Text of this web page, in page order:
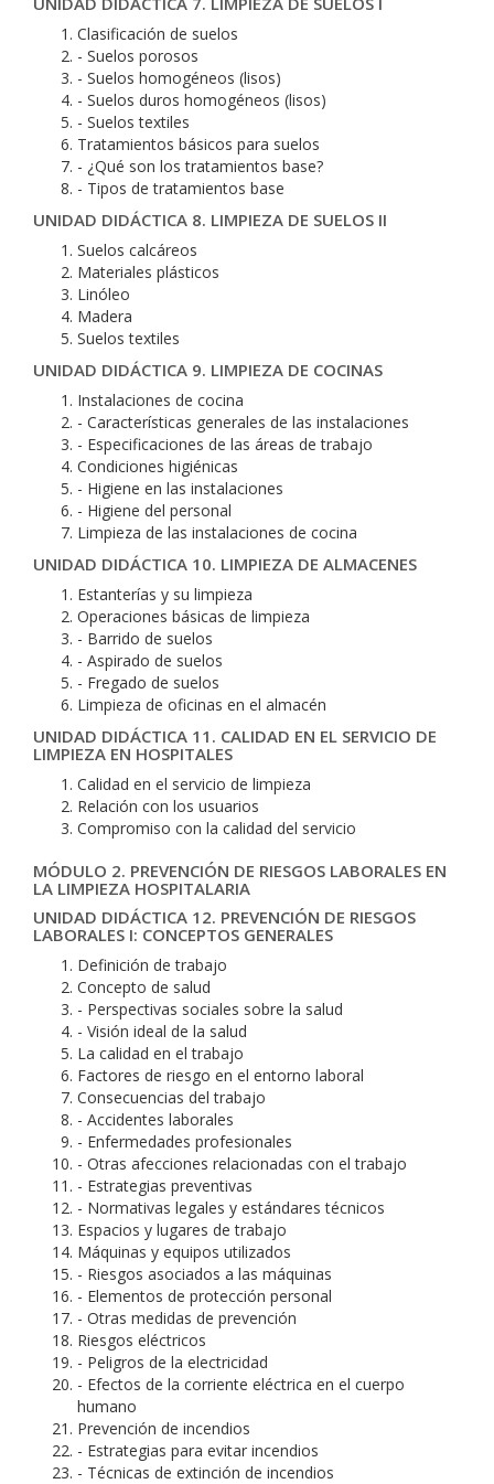
Clasificación de suelos
- Suelos porosos
- Suelos homogéneos (lisos)
- Suelos duros homogéneos (lisos)
- Suelos textiles
Tratamientos básicos para suelos
- ¿Qué son los tratamientos base?
- Tipos de tratamientos base
UNIDAD DIDÁCTICA 8. LIMPIEZA DE SUELOS II
Suelos calcáreos
Materiales plásticos
Linóleo
Madera
Suelos textiles
UNIDAD DIDÁCTICA 9. LIMPIEZA DE COCINAS
Instalaciones de cocina
- Características generales de las instalaciones
- Especificaciones de las áreas de trabajo
Condiciones higiénicas
- Higiene en las instalaciones
- Higiene del personal
Limpieza de las instalaciones de cocina
UNIDAD DIDÁCTICA 10. LIMPIEZA DE ALMACENES
Estanterías y su limpieza
Operaciones básicas de limpieza
- Barrido de suelos
- Aspirado de suelos
- Fregado de suelos
Limpieza de oficinas en el almacén
UNIDAD DIDÁCTICA 11. CALIDAD EN EL SERVICIO DE
LIMPIEZA EN HOSPITALES
Calidad en el servicio de limpieza
Relación con los usuarios
Compromiso con la calidad del servicio
MÓDULO 2. PREVENCIÓN DE RIESGOS LABORALES EN
LA LIMPIEZA HOSPITALARIA
UNIDAD DIDÁCTICA 12. PREVENCIÓN DE RIESGOS
LABORALES I: CONCEPTOS GENERALES
Definición de trabajo
Concepto de salud
- Perspectivas sociales sobre la salud
- Visión ideal de la salud
La calidad en el trabajo
Factores de riesgo en el entorno laboral
Consecuencias del trabajo
- Accidentes laborales
- Enfermedades profesionales
- Otras afecciones relacionadas con el trabajo
- Estrategias preventivas
- Normativas legales y estándares técnicos
Espacios y lugares de trabajo
Máquinas y equipos utilizados
- Riesgos asociados a las máquinas
- Elementos de protección personal
- Otras medidas de prevención
Riesgos eléctricos
- Peligros de la electricidad
- Efectos de la corriente eléctrica en el cuerpo
humano
Prevención de incendios
- Estrategias para evitar incendios
- Técnicas de extinción de incendios